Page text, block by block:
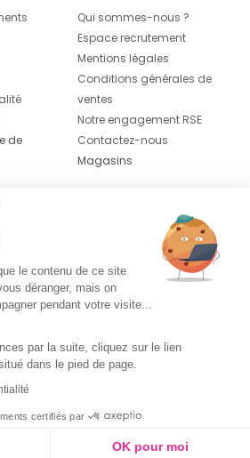
de
Qui sommes-nous ?
Espace recrutement
Mentions légales
Conditions générales de
ventes
Notre engagement RSE
Contactez-nous
Magasins
& le
le contenu de ce site
déranger, mais on
pendant votre visite...
par la suite, cliquez sur le lien
dans le pied de page.
certifiés par
OK pour moi